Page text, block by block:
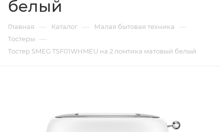
белый
Главная — Каталог — Малая бытовая техника —
Тостеры —
Тостер SMEG TSF01WHMEU на 2 ломтика матовый белый